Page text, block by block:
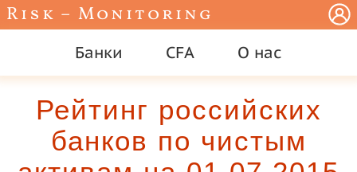
Risk – Monitoring
Банки CFA О нас
Рейтинг российских
банков по чистым